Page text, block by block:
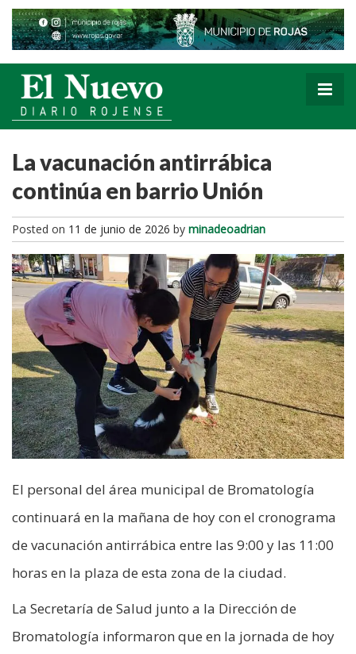
La vacunación antirrábica
continúa en barrio Unión
Posted on 11 de junio de 2026 by minadeoadrian
El personal del área municipal de Bromatología
continuará en la mañana de hoy con el cronograma
de vacunación antirrábica entre las 9:00 y las 11:00
horas en la plaza de esta zona de la ciudad.
La Secretaría de Salud junto a la Dirección de
Bromatología informaron que en la jornada de hoy